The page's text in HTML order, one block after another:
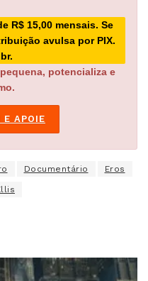
R$ 15,00 mensais. Se
avulsa por PIX.
potencializa e
E APOIE
Documentário Eros